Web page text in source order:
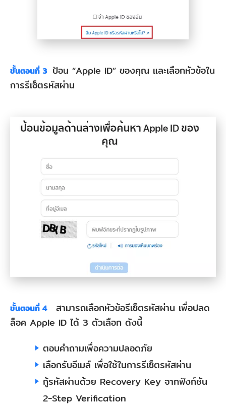
ขั้นตอนที่ 3 ป้อน “Apple ID” ของคุณ และเลือกหัวข้อใน
การรีเซ็ตรหัสผ่าน
ขั้นตอนที่ 4
สามารถเลือกหัวข้อรีเซ็ตรหัสผ่าน เพื่อปลด
ล็อค Apple ID ได้ 3 ตัวเลือก ดังนี้
ตอบคำถามเพื่อความปลอดภัย
เลือกรับอีเมล์ เพื่อใช้ในการรีเซ็ตรหัสผ่าน
กู้รหัสผ่านด้วย Recovery Key จากฟังก์ชัน
2-Step Verification